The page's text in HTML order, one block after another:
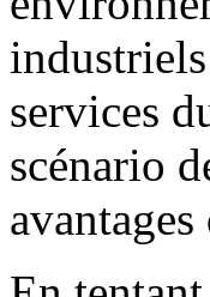
services
scénario